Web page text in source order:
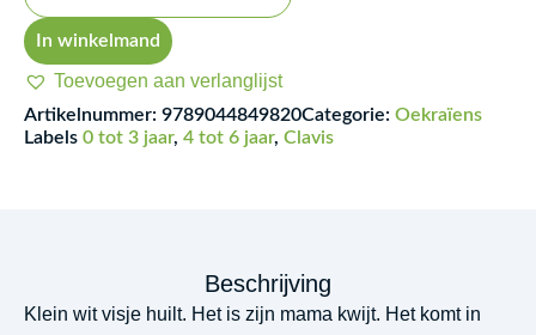
visje
-
Oekraïens
In winkelmand
Toevoegen aan verlanglijst
Artikelnummer: 9789044849820Categorie: Oekraïens
Labels 0 tot 3 jaar, 4 tot 6 jaar, Clavis
Beschrijving
Klein wit visje huilt. Het is zijn mama kwijt. Het komt in